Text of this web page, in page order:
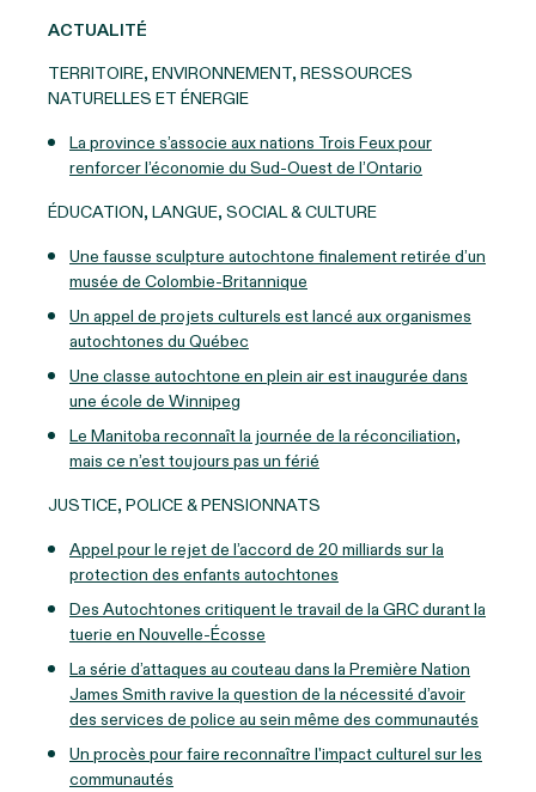
ACTUALITÉ
TERRITOIRE, ENVIRONNEMENT, RESSOURCES
NATURELLES ET ÉNERGIE
La province s’associe aux nations Trois Feux pour
renforcer l’économie du Sud-Ouest de l’Ontario
ÉDUCATION, LANGUE, SOCIAL & CULTURE
Une fausse sculpture autochtone finalement retirée d’un
musée de Colombie-Britannique
Un appel de projets culturels est lancé aux organismes
autochtones du Québec
Une classe autochtone en plein air est inaugurée dans
une école de Winnipeg
Le Manitoba reconnaît la journée de la réconciliation,
mais ce n’est toujours pas un férié
JUSTICE, POLICE & PENSIONNATS
Appel pour le rejet de l’accord de 20 milliards sur la
protection des enfants autochtones
Des Autochtones critiquent le travail de la GRC durant la
tuerie en Nouvelle-Écosse
La série d’attaques au couteau dans la Première Nation
James Smith ravive la question de la nécessité d’avoir
des services de police au sein même des communautés
Un procès pour faire reconnaître l'impact culturel sur les
communautés